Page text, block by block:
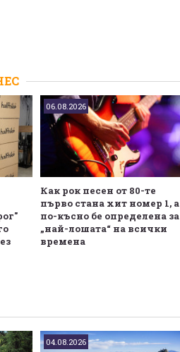
06.08.2026
Как рок песен от 80-те
първо стана хит номер 1, а
по-късно бе определена за
„най-лошата“ на всички
времена
04.08.2026